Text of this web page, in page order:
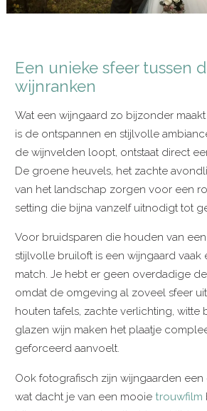
Een unieke sfeer tussen
wijnranken
Wat een wijngaard zo bijzonder
is de ontspannen en stijlvolle
de wijnvelden loopt, ontstaat direct
De groene heuvels, het zachte
van het landschap zorgen voor een
setting die bijna vanzelf uitnodigt tot
Voor bruidsparen die houden van
stijlvolle bruiloft is een wijngaard vaak
match. Je hebt er geen overdadige
omdat de omgeving al zoveel sfeer
houten tafels, zachte verlichting, witte
glazen wijn maken het plaatje
geforceerd aanvoelt.
Ook fotografisch zijn wijngaarden
wat dacht je van een mooietrouwfilm